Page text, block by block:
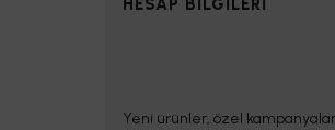
HESAP BİLGİLERİ
Yeni ürünler, özel